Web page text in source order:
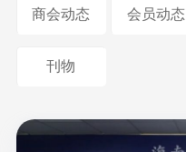
商会动态 会员动态
刊物